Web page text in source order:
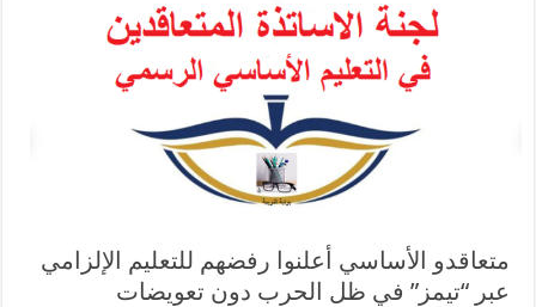
متعاقدو الأساسي أعلنوا رفضهم للتعليم الإلزامي
عبر “تيمز” في ظل الحرب دون تعويضات